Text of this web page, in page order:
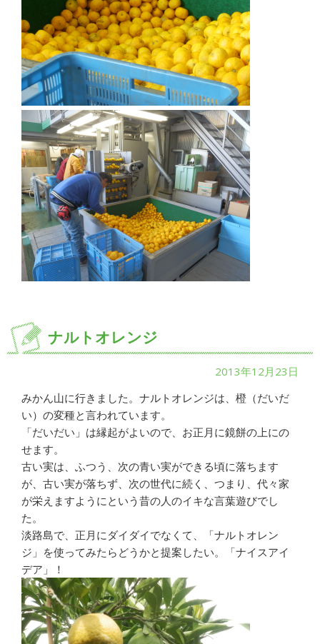
ナルトオレンジ
2013年12月23日
みかん山に行きました。ナルトオレンジは、橙（だいだ
い）の変種と言われています。
「だいだい」は縁起がよいので、お正月に鏡餅の上にの
せます。
古い実は、ふつう、次の青い実ができる頃に落ちます
が、古い実が落ちず、次の世代に続く、つまり、代々家
が栄えますようにという昔の人のイキな言葉遊びでし
た。
淡路島で、正月にダイダイでなくて、「ナルトオレン
ジ」を使ってみたらどうかと提案したい。「ナイスアイ
デア」！